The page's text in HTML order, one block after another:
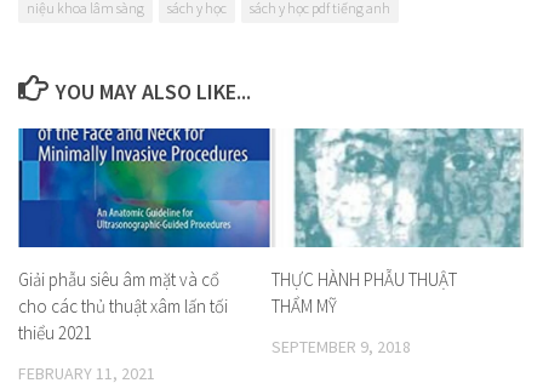
niệu khoa lâm sàng
sách y học sách y học pdf tiếng anh
YOU MAY ALSO LIKE...
Giải phẫu siêu âm mặt và cổ
cho các thủ thuật xâm lấn tối
thiểu 2021
FEBRUARY 11, 2021
THỰC HÀNH PHẪU THUẬT
THẨM MỸ
SEPTEMBER 9, 2018